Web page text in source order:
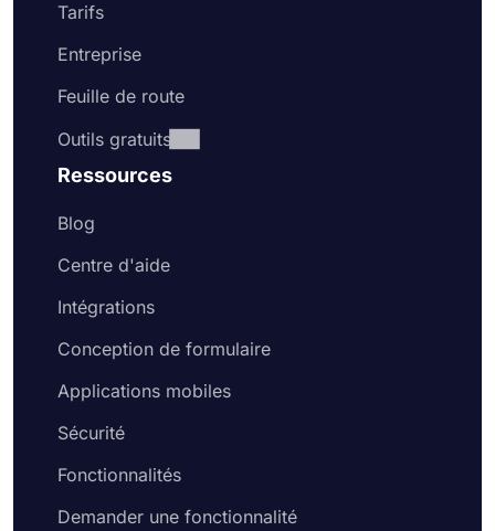
Tarifs
Entreprise
Feuille de route
Outils gratuits
Ressources
Blog
Centre d'aide
Intégrations
Conception de formulaire
Applications mobiles
Sécurité
Fonctionnalités
Demander une fonctionnalité